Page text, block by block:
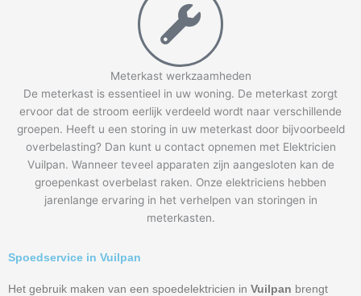
Meterkast werkzaamheden
De meterkast is essentieel in uw woning. De meterkast zorgt
ervoor dat de stroom eerlijk verdeeld wordt naar verschillende
groepen. Heeft u een storing in uw meterkast door bijvoorbeeld
overbelasting? Dan kunt u contact opnemen met Elektricien
Vuilpan. Wanneer teveel apparaten zijn aangesloten kan de
groepenkast overbelast raken. Onze elektriciens hebben
jarenlange ervaring in het verhelpen van storingen in
meterkasten.
Spoedservice in Vuilpan
Het gebruik maken van een spoedelektricien in Vuilpan brengt